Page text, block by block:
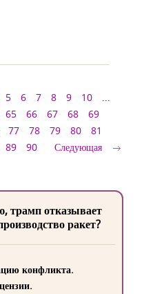
5 6 7 8 9 10
...
65 66 67 68
69
77 78 79 80
81
89 90 Следующая
трамп отказывает
ракет?
конфликта.